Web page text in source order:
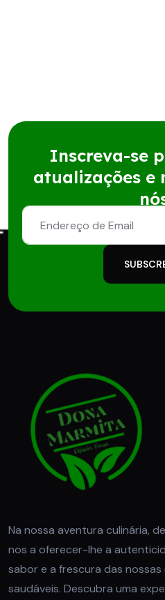
Inscreva-se
atualizações e
Na nossa aventura culinária,
nos a oferecer-lhe a
sabor e a frescura das nossas
saudáveis. Descubra uma